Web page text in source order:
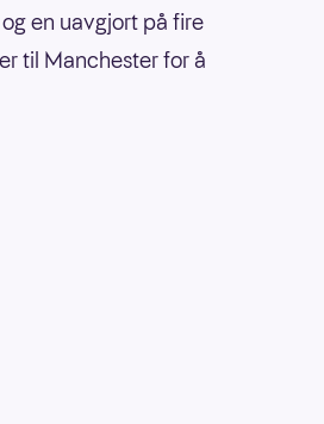
en uavgjort på fire
til Manchester for å